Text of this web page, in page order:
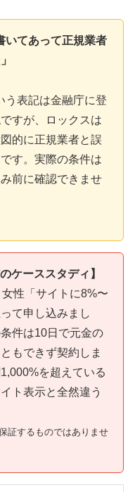
いてあって正規業者
う表記は金融庁に登
すが、ロックスは
的に正規業者と誤
す。実際の条件は
前に確認できませ
ケーススタディ】
性「サイトに8%〜
て申し込みまし
件は10日で元金の
もできず契約しま
を超えている
ト表示と全然違う
証するものではありませ